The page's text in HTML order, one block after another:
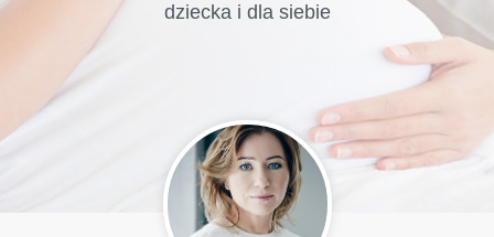
dziecka i dla siebie